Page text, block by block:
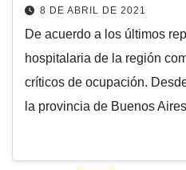
8 DE ABRIL DE 2021
De acuerdo a los últimos
hospitalaria de la región
críticos de ocupación.
la provincia de Buenos